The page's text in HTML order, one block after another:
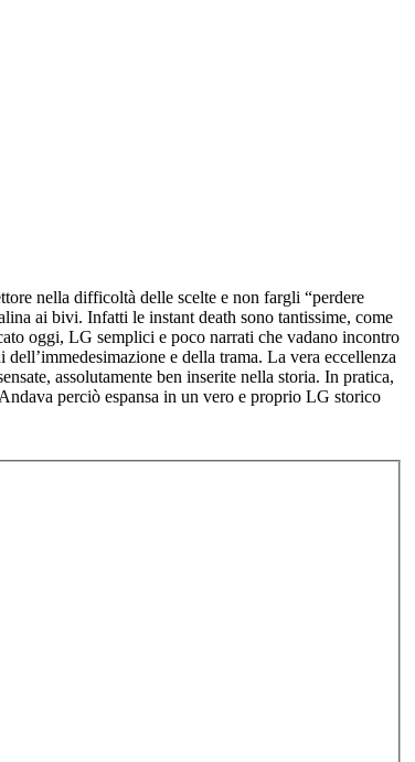
nella difficoltà delle scelte e non fargli “perdere
ai bivi. Infatti le instant death sono tantissime, come
oggi, LG semplici e poco narrati che vadano incontro
e della trama. La vera eccellenza
assolutamente ben inserite nella storia. In pratica,
perciò espansa in un vero e proprio LG storico